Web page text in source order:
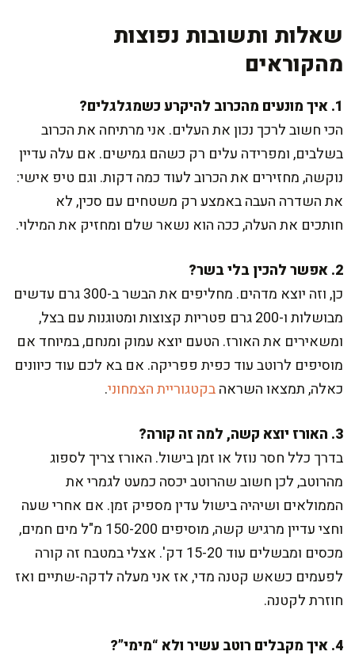
שאלות ותשובות נפוצות
מהקוראים
1. איך מונעים מהכרוב להיקרע כשמגלגלים?
הכי חשוב לרכך נכון את העלים. אני מרתיחה את הכרוב
בשלבים, ומפרידה עלים רק כשהם גמישים. אם עלה עדיין
נוקשה, מחזירים את הכרוב לעוד כמה דקות. וגם טיפ אישי:
את השדרה העבה באמצע רק משטחים עם סכין, לא
חותכים את העלה, ככה הוא נשאר שלם ומחזיק את המילוי.
2. אפשר להכין בלי בשר?
כן, וזה יוצא מדהים. מחליפים את הבשר ב-300 גרם עדשים
מבושלות ו-200 גרם פטריות קצוצות ומטוגנות עם בצל,
ומשאירים את האורז. הטעם יוצא עמוק ומנחם, במיוחד אם
מוסיפים לרוטב עוד כפית פפריקה. אם בא לכם עוד כיוונים
כאלה, תמצאו השראהבקטגוריית הצמחוני.
3. האורז יוצא קשה, למה זה קורה?
בדרך כלל חסר נוזל או זמן בישול. האורז צריך לספוג
מהרוטב, לכן חשוב שהרוטב יכסה כמעט לגמרי את
הממולאים ושיהיה בישול עדין מספיק זמן. אם אחרי שעה
וחצי עדיין מרגיש קשה, מוסיפים 150-200 מ"ל מים חמים,
מכסים ומבשלים עוד 15-20 דק'. אצלי במטבח זה קורה
לפעמים כשאש קטנה מדי, אז אני מעלה לדקה-שתיים ואז
חוזרת לקטנה.
4. איך מקבלים רוטב עשיר ולא “מימי”?